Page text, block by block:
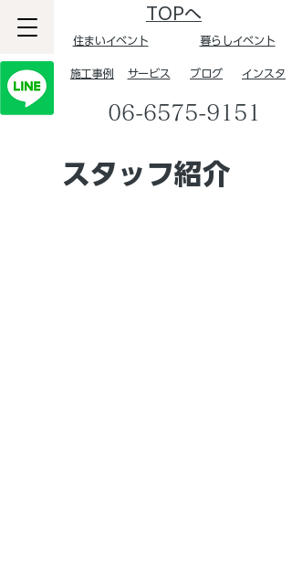
TOPへ
住まいイベント 暮らしイベント
​施工事例 サービス ブログ インスタ
06-6575-9151
スタッフ紹介